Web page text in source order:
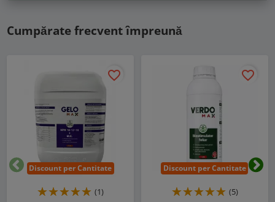
Cumpărate frecvent împreună
Discount per Cantitate
favorite_border
(1)
Discount per Cantitate
favorite_border
(5)